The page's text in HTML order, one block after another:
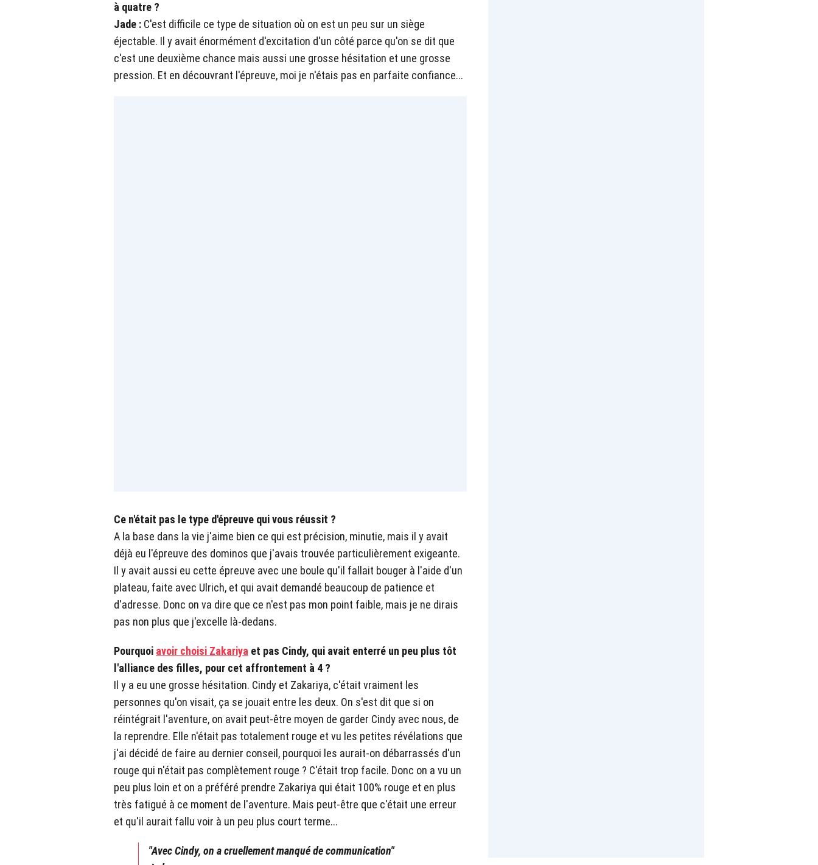
à quatre ?
Jade : C'est difficile ce type de situation où on est un peu sur un siège
éjectable. Il y avait énormément d'excitation d'un côté parce qu'on se dit que
c'est une deuxième chance mais aussi une grosse hésitation et une grosse
pression. Et en découvrant l'épreuve, moi je n'étais pas en parfaite confiance...
Ce n'était pas le type d'épreuve qui vous réussit ?
A la base dans la vie j'aime bien ce qui est précision, minutie, mais il y avait
déjà eu l'épreuve des dominos que j'avais trouvée particulièrement exigeante.
Il y avait aussi eu cette épreuve avec une boule qu'il fallait bouger à l'aide d'un
plateau, faite avec Ulrich, et qui avait demandé beaucoup de patience et
d'adresse. Donc on va dire que ce n'est pas mon point faible, mais je ne dirais
pas non plus que j'excelle là-dedans.
Pourquoi avoir choisi Zakariya et pas Cindy, qui avait enterré un peu plus tôt
l'alliance des filles, pour cet affrontement à 4 ?
Il y a eu une grosse hésitation. Cindy et Zakariya, c'était vraiment les
personnes qu'on visait, ça se jouait entre les deux. On s'est dit que si on
réintégrait l'aventure, on avait peut-être moyen de garder Cindy avec nous, de
la reprendre. Elle n'était pas totalement rouge et vu les petites révélations que
j'ai décidé de faire au dernier conseil, pourquoi les aurait-on débarrassés d'un
rouge qui n'était pas complètement rouge ? C'était trop facile. Donc on a vu un
peu plus loin et on a préféré prendre Zakariya qui était 100% rouge et en plus
très fatigué à ce moment de l'aventure. Mais peut-être que c'était une erreur
et qu'il aurait fallu voir à un peu plus court terme...
"Avec Cindy, on a cruellement manqué de communication"